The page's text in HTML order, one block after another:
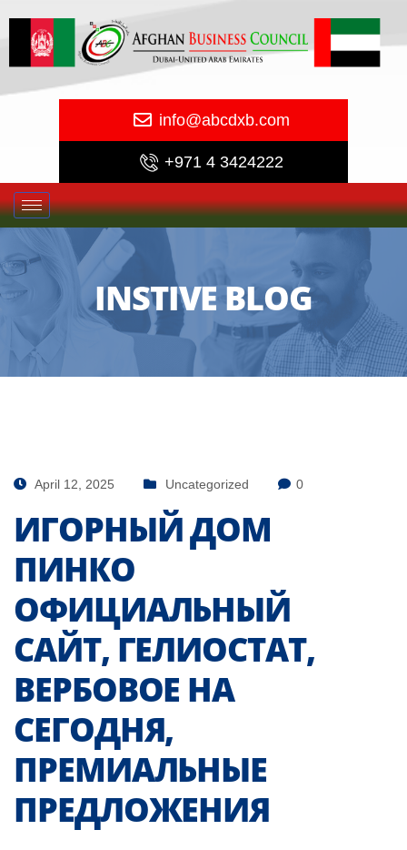
info@abcdxb.com
+971 4 3424222
INSTIVE BLOG
April 12, 2025 Uncategorized 0
ИГОРНЫЙ ДОМ
ПИНКО
ОФИЦИАЛЬНЫЙ
САЙТ, ГЕЛИОСТАТ,
ВЕРБОВОЕ НА
СЕГОДНЯ,
ПРЕМИАЛЬНЫЕ
ПРЕДЛОЖЕНИЯ